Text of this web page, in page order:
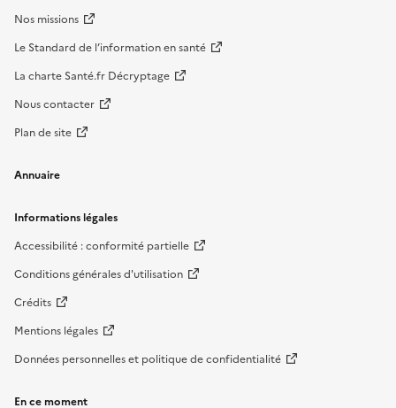
Nos missions
Le Standard de l’information en santé
La charte Santé.fr Décryptage
Nous contacter
Plan de site
Annuaire
Informations légales
Accessibilité : conformité partielle
Conditions générales d'utilisation
Crédits
Mentions légales
Données personnelles et politique de confidentialité
En ce moment